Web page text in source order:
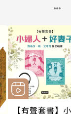
【有聲套書】小